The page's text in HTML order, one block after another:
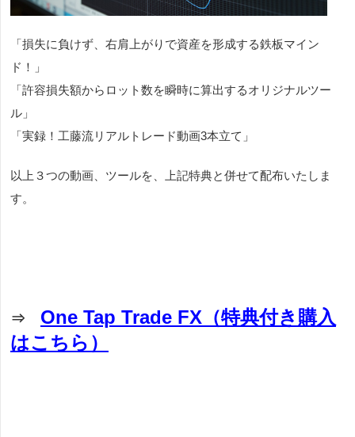
「損失に負けず、右肩上がりで資産を形成する鉄板マイン
ド！」
「許容損失額からロット数を瞬時に算出するオリジナルツー
ル」
「実録！工藤流リアルトレード動画3本立て」
以上３つの動画、ツールを、上記特典と併せて配布いたしま
す。
⇒ One Tap Trade FX（特典付き購入
はこちら）